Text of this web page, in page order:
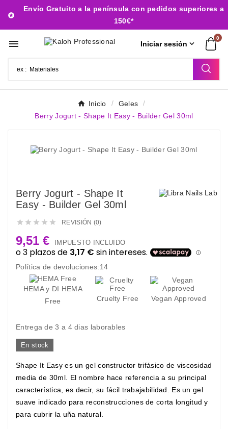

Envío Gratuito a la península con pedidos superiores a
150€*
 Iniciar sesión 
0
Inicio
Geles
Berry Jogurt - Shape It Easy - Builder Gel 30ml
Berry Jogurt - Shape It
Easy - Builder Gel 30ml
     REVISIÓN (0)
9,51 € IMPUESTO INCLUIDO
Política de devoluciones:14
HEMA y DI HEMA
Free
Cruelty Free Vegan Approved
Entrega de 3 a 4 dias laborables
En stock
Shape It Easy es un gel constructor trifásico de viscosidad
media de 30ml. El nombre hace referencia a su principal
característica, es decir, su fácil trabajabilidad. Es un gel
suave indicado para reconstrucciones de corta longitud y
para cubrir la uña natural.